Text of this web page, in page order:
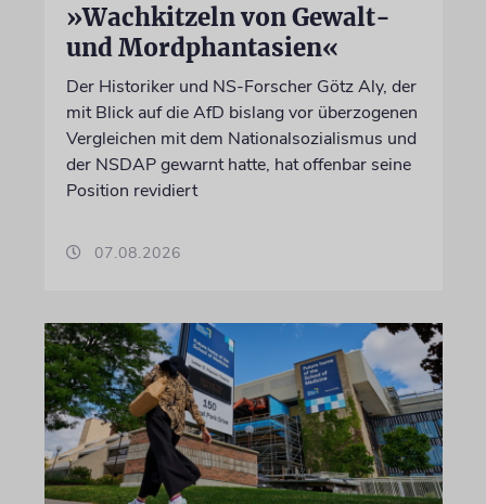
»Wachkitzeln von Gewalt-
und Mordphantasien«
Der Historiker und NS-Forscher Götz Aly, der
mit Blick auf die AfD bislang vor überzogenen
Vergleichen mit dem Nationalsozialismus und
der NSDAP gewarnt hatte, hat offenbar seine
Position revidiert
07.08.2026